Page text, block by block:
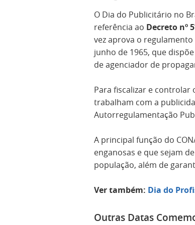
O Dia do Publicitário no
referência ao Decreto nº
vez aprova o
junho de 1965, que
de agenciador de
Para fiscalizar e
trabalham com a
Autorregulamentação
A principal função do
enganosas e que sejam
população, além de
Ver também: Dia do
Outras Datas